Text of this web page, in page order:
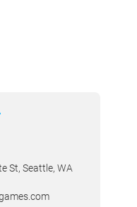
St, Seattle, WA